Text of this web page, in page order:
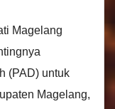
Magelang
(PAD) untuk
Magelang,